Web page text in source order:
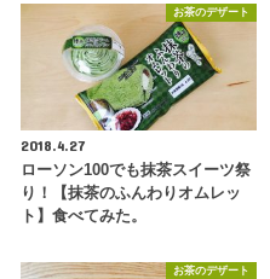
お茶のデザート
2018.4.27
ローソン100でも抹茶スイーツ祭
り！【抹茶のふんわりオムレッ
ト】食べてみた。
お茶のデザート